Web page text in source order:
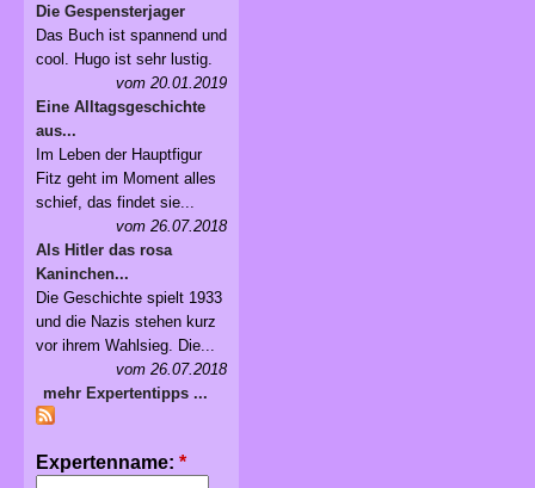
Die Gespensterjager
Das Buch ist spannend und
cool. Hugo ist sehr lustig.
vom 20.01.2019
Eine Alltagsgeschichte
aus...
Im Leben der Hauptfigur
Fitz geht im Moment alles
schief, das findet sie...
vom 26.07.2018
Als Hitler das rosa
Kaninchen...
Die Geschichte spielt 1933
und die Nazis stehen kurz
vor ihrem Wahlsieg. Die...
vom 26.07.2018
mehr Expertentipps ...
Expertenname: *